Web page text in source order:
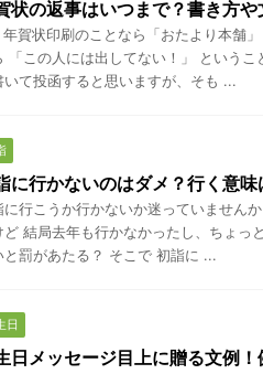
状の返事はいつまで？書き方
賀状印刷のことなら「おたより本舗」
「この人には出してない！」 という
いて投函すると思いますが、そも ...
に行かないのはダメ？行く意
に行こうか行かないか迷っていません
ど 結局去年も行かなかったし、ちょっ
と罰があたる？ そこで 初詣に ...
日
日メッセージ目上に贈る文例